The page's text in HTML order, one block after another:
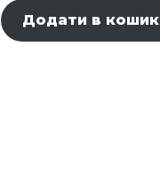
Додати в кошик